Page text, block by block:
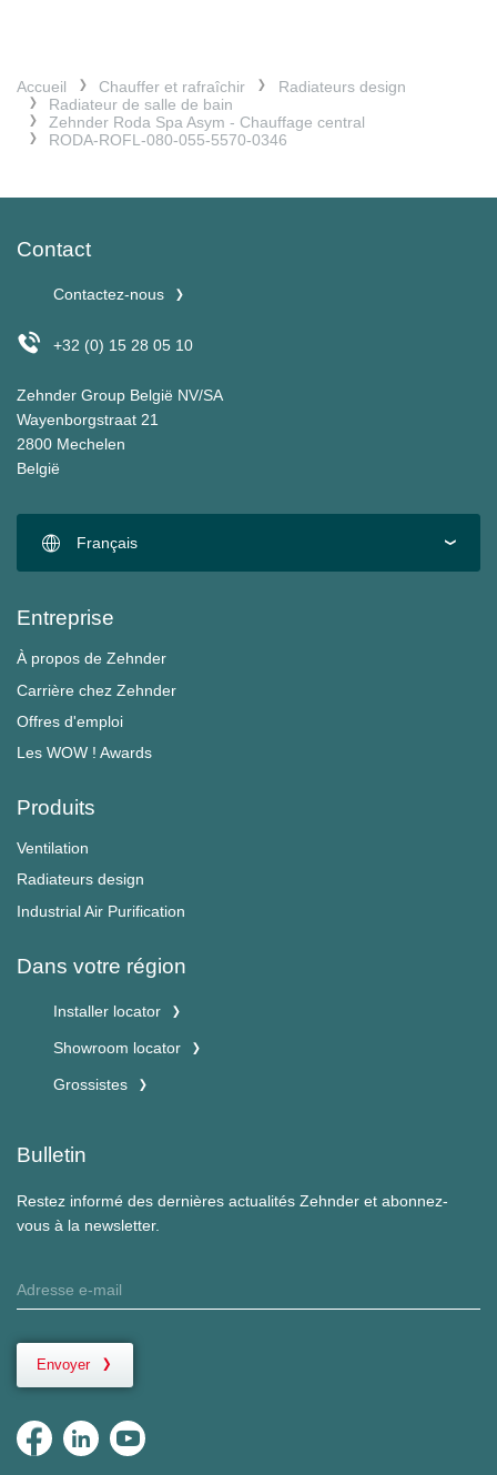
Accueil Chauffer et rafraîchir
Radiateurs design
Radiateur de salle de bain
Zehnder Roda Spa Asym - Chauffage central
RODA-ROFL-080-055-5570-0346
Contact
Contactez-nous
+32 (0) 15 28 05 10
Zehnder Group België NV/SA
Wayenborgstraat 21
2800 Mechelen
België
Français
Entreprise
À propos de Zehnder
Carrière chez Zehnder
Offres d'emploi
Les WOW ! Awards
Produits
Ventilation
Radiateurs design
Industrial Air Purification
Dans votre région
Installer locator
Showroom locator
Grossistes
Bulletin
Restez informé des dernières actualités Zehnder et abonnez-
vous à la newsletter.
Envoyer